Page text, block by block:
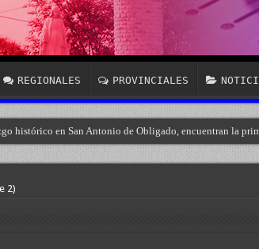
REGIONALES PROVINCIALES
histórico en San Antonio de Obligado, encuentran la
domiciliaria” para el envenenador-vendedor de drogas de
2)